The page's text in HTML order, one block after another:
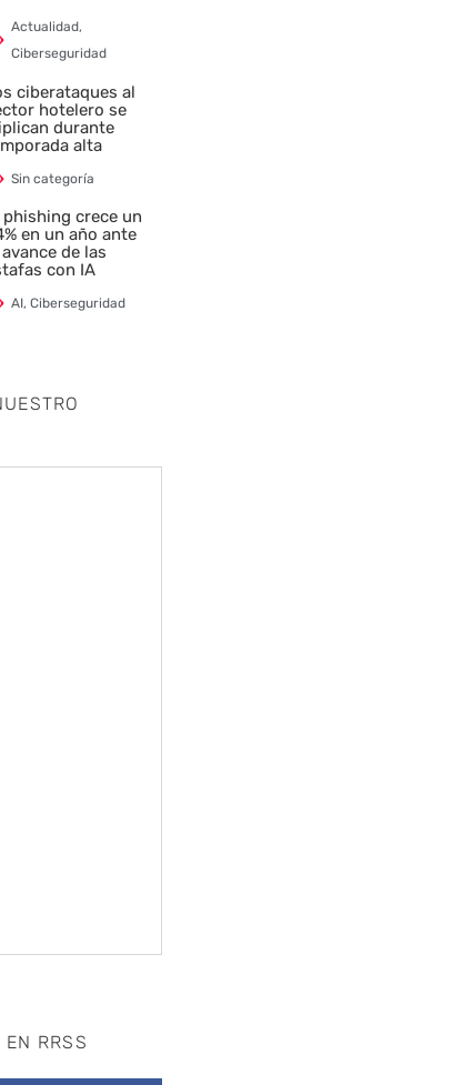
Actualidad,
Ciberseguridad
ciberataques al
hotelero se
durante
alta
Sin categoría
phishing crece un
en un año ante
de las
con IA
AI,Ciberseguridad
EN RRSS